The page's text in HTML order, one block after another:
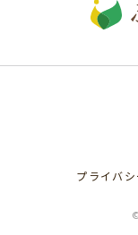
プライバ